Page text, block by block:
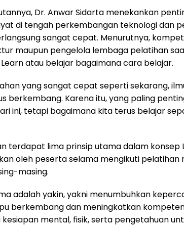
Dr. Anwar Sidarta menekankan
di tengah perkembangan teknologi dan
sangat cepat. Menurutnya,
maupun pengelola lembaga pelatihan
atau belajar bagaimana cara belajar.
yang sangat cepat seperti sekarang,
berkembang. Karena itu, yang paling
ini, tetapi bagaimana kita terus belajar
terdapat lima prinsip utama dalam konsep
oleh peserta selama mengikuti pelatihan
masing.
adalah yakin, yakni menumbuhkan
berkembang dan meningkatkan
kesiapan mental, fisik, serta pengetahuan